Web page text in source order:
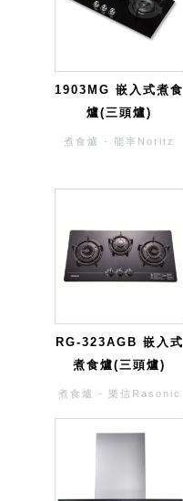
1903MG 嵌入式煮食
爐(三頭爐)
煮食爐 - 能率Noritz
RG-323AGB 嵌入式
煮食爐(三頭爐)
煮食爐 - 樂信Rasonic